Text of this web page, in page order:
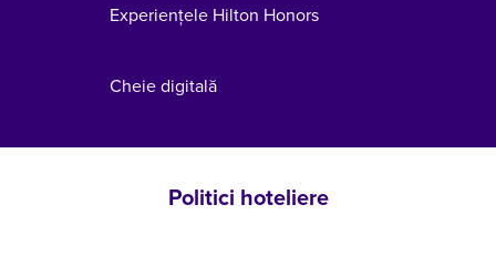
Experiențele Hilton Honors
Cheie digitală
Politici hoteliere